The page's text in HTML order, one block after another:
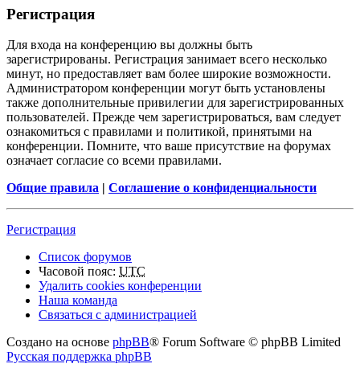
Регистрация
Для входа на конференцию вы должны быть
зарегистрированы. Регистрация занимает всего несколько
минут, но предоставляет вам более широкие возможности.
Администратором конференции могут быть установлены
также дополнительные привилегии для зарегистрированных
пользователей. Прежде чем зарегистрироваться, вам следует
ознакомиться с правилами и политикой, принятыми на
конференции. Помните, что ваше присутствие на форумах
означает согласие со всеми правилами.
Общие правила | Соглашение о конфиденциальности
Регистрация
Список форумов
Часовой пояс: UTC
Удалить cookies конференции
Наша команда
Связаться с администрацией
Создано на основе phpBB® Forum Software © phpBB Limited
Русская поддержка phpBB